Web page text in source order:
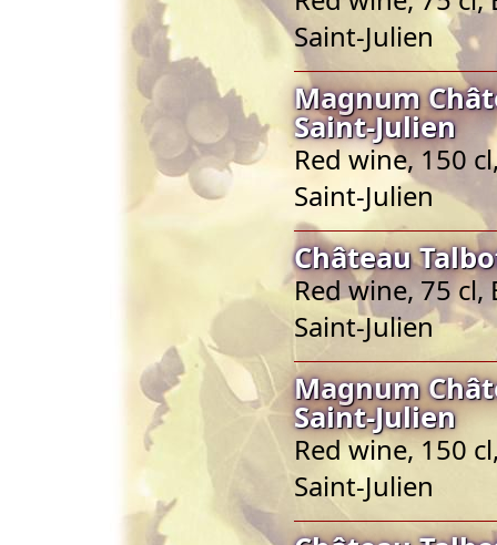
Saint-Julien
Magnum
Saint-Julien
Red wine, 150
Saint-Julien
Château
Red wine, 75
Saint-Julien
Magnum
Saint-Julien
Red wine, 150
Saint-Julien